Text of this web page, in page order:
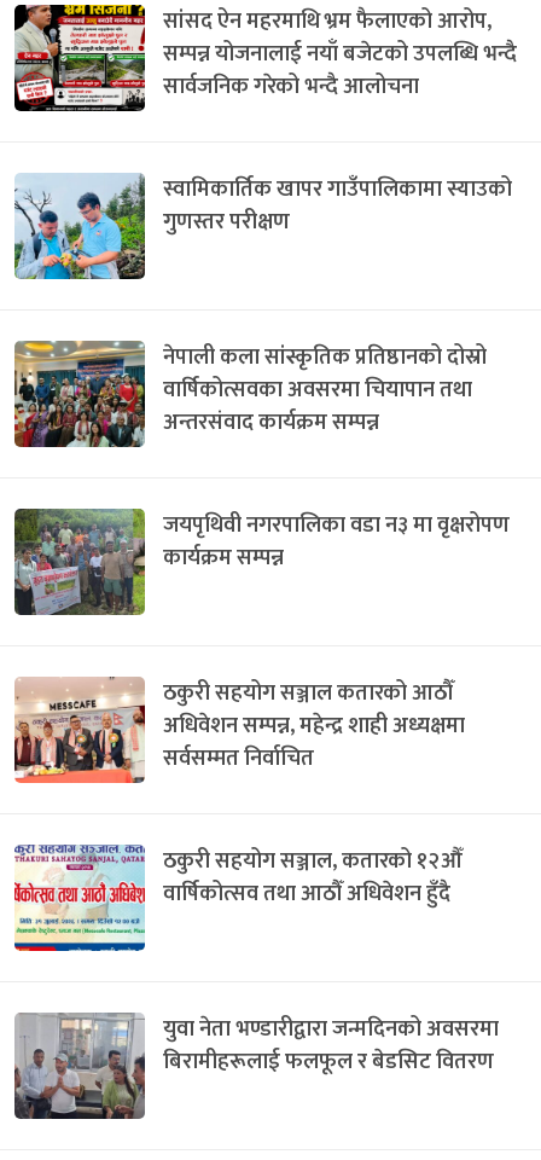
सांसद ऐन महरमाथि भ्रम फैलाएको आरोप,
सम्पन्न योजनालाई नयाँ बजेटको उपलब्धि भन्दै
सार्वजनिक गरेको भन्दै आलोचना
स्वामिकार्तिक खापर गाउँपालिकामा स्याउको
गुणस्तर परीक्षण
नेपाली कला सांस्कृतिक प्रतिष्ठानको दोस्रो
वार्षिकोत्सवका अवसरमा चियापान तथा
अन्तरसंवाद कार्यक्रम सम्पन्न
जयपृथिवी नगरपालिका वडा न३ मा वृक्षरोपण
कार्यक्रम सम्पन्न
ठकुरी सहयोग सञ्जाल कतारको आठौँ
अधिवेशन सम्पन्न, महेन्द्र शाही अध्यक्षमा
सर्वसम्मत निर्वाचित
ठकुरी सहयोग सञ्जाल, कतारको १२औँ
वार्षिकोत्सव तथा आठौँ अधिवेशन हुँदै
युवा नेता भण्डारीद्वारा जन्मदिनको अवसरमा
बिरामीहरूलाई फलफूल र बेडसिट वितरण